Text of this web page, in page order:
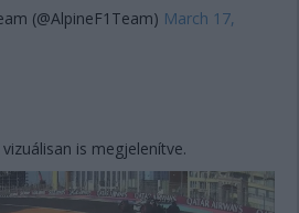
(@AlpineF1Team) March 17,
is megjelenítve.